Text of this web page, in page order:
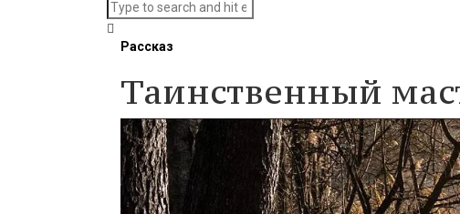
Рассказ
Таинственный